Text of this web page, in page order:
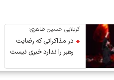
کربلایی حسین طاهری:
در مذاکراتی که رضایت
رهبر را ندارد خبری نیست